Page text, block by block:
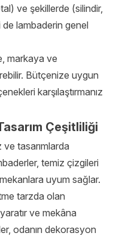
ve şekillerde (silindir,
lambaderin genel
markaya ve
Bütçenize uygun
karşılaştırmanız
Çeşitliliği
tasarımlarda
temiz çizgileri
uyum sağlar.
tarzda olan
ve mekâna
odanın dekorasyon